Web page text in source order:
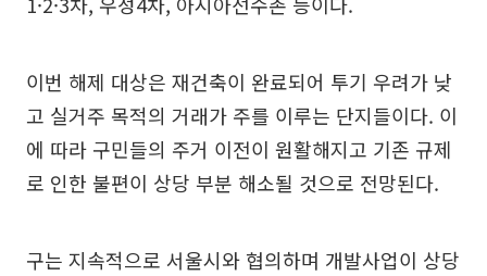
이번 해제 대상은 재건축이 완료되어 투기 우려가 낮
고 실거주 목적의 거래가 주를 이루는 단지들이다. 이
에 따라 구민들의 주거 이전이 원활해지고 기존 규제
로 인한 불편이 상당 부분 해소될 것으로 전망된다.
구는 지속적으로 서울시와 협의하며 개발사업이 상당